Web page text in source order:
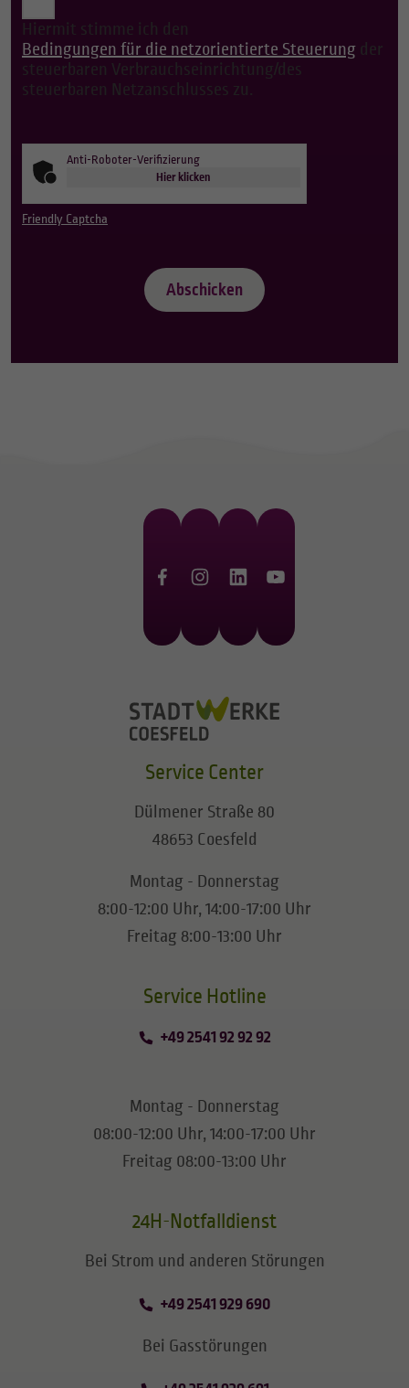
Hiermit stimme ich den
Bedingungen für die netzorientierte Steuerung der
steuerbaren Verbrauchseinrichtung/des
steuerbaren Netzanschlusses zu.
Anti-Roboter-Verifizierung
Hier klicken
Friendly Captcha
Abschicken
Service Center
Dülmener Straße 80
48653 Coesfeld
Montag - Donnerstag
8:00-12:00 Uhr, 14:00-17:00 Uhr
Freitag 8:00-13:00 Uhr
​​​​​​​Service Hotline
+49 2541 92 92 92
Montag - Donnerstag
08:00-12:00 Uhr, 14:00-17:00 Uhr
Freitag 08:00-13:00 Uhr
24H-Notfalldienst
Bei Strom und anderen Störungen
+49 2541 929 690
Bei Gasstörungen